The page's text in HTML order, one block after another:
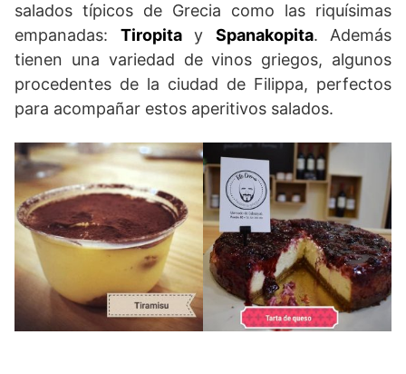
salados típicos de Grecia como las riquísimas
empanadas: Tiropitay Spanakopita. Además
tienen una variedad de vinos griegos, algunos
procedentes de la ciudad de Filippa, perfectos
para acompañar estos aperitivos salados.